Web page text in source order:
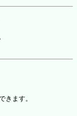
きます。